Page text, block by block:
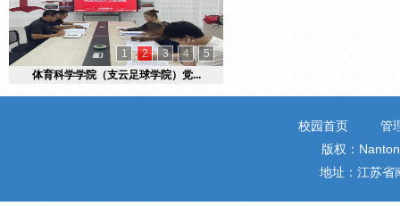
1 2 3 4
5
体育科学学院（支云足球学院）党...
校园首页
管
版权：
地址：江苏省